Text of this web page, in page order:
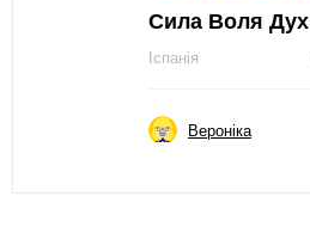
Сила Воля Дух
Іспанія
Вероніка